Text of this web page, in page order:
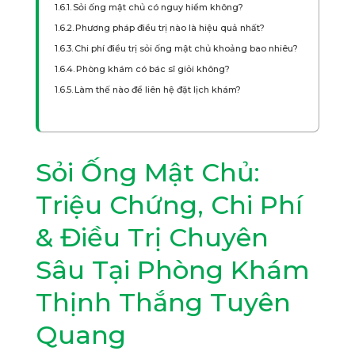
Sỏi ống mật chủ có nguy hiểm không?
Phương pháp điều trị nào là hiệu quả nhất?
Chi phí điều trị sỏi ống mật chủ khoảng bao nhiêu?
Phòng khám có bác sĩ giỏi không?
Làm thế nào để liên hệ đặt lịch khám?
Sỏi Ống Mật Chủ:
Triệu Chứng, Chi Phí
& Điều Trị Chuyên
Sâu Tại Phòng Khám
Thịnh Thắng Tuyên
Quang